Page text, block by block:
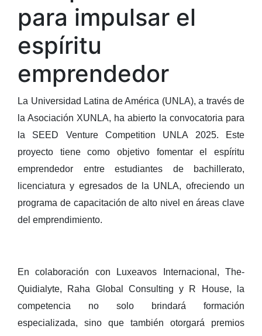
para impulsar el
espíritu
emprendedor
La Universidad Latina de América (UNLA), a través de
la Asociación XUNLA, ha abierto la convocatoria para
la SEED Venture Competition UNLA 2025. Este
proyecto tiene como objetivo fomentar el espíritu
emprendedor entre estudiantes de bachillerato,
licenciatura y egresados de la UNLA, ofreciendo un
programa de capacitación de alto nivel en áreas clave
del emprendimiento.
En colaboración con Luxeavos Internacional, The-
Quidialyte, Raha Global Consulting y R House, la
competencia no solo brindará formación
especializada, sino que también otorgará premios